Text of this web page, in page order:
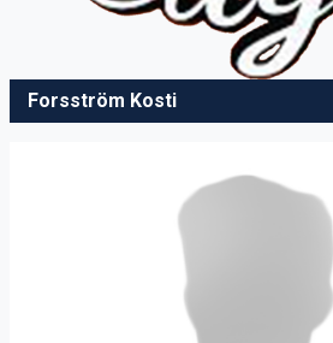
Forsström Kosti